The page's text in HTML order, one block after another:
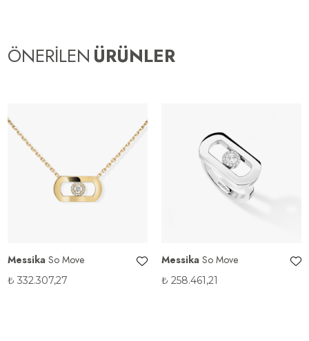
ÖNERİLEN ÜRÜNLER
Messika So Move
₺ 332.307,27
Messika So Move
₺ 258.461,21